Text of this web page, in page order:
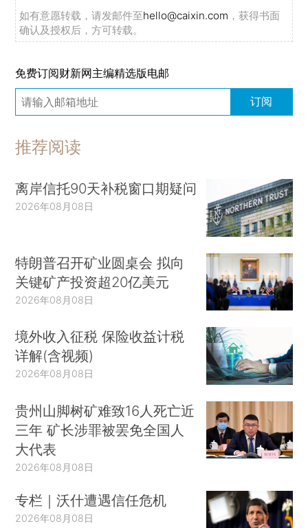
如有意愿转载，请发邮件至hello@caixin.com ，获得书面
确认及授权后，方可转载。
免费订阅财新网主编精选版电邮
订阅
推荐阅读
离岸信托90天补税窗口期疑问
2026年08月08日
特朗普召开矿业圆桌会 拟向
关键矿产投资超20亿美元
2026年08月08日
境外收入征税 保险收益计税
详解(含视频)
2026年08月08日
贵州山脚树矿难致16人死亡近
三年 矿长涉罪被罢免全国人
大代表
2026年08月08日
专栏｜沃什遭遇信任危机
2026年08月08日